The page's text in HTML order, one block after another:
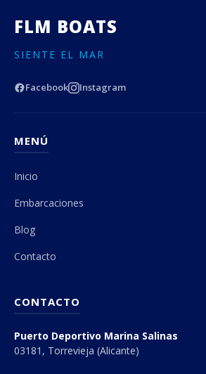
FLM BOATS
SIENTE EL MAR
Facebook Instagram
MENÚ
Inicio
Embarcaciones
Blog
Contacto
CONTACTO
Puerto Deportivo Marina Salinas
03181, Torrevieja (Alicante)